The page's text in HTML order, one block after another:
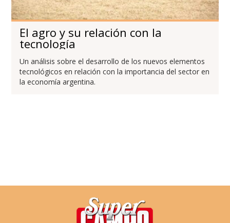
El agro y su relación con la
tecnología
Un análisis sobre el desarrollo de los nuevos elementos
tecnológicos en relación con la importancia del sector en
la economía argentina.